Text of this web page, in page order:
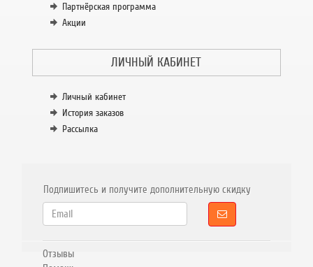
Партнёрская программа
Акции
ЛИЧНЫЙ КАБИНЕТ
Личный кабинет
История заказов
Рассылка
Подпишитесь и получите дополнительную скидку
Отзывы